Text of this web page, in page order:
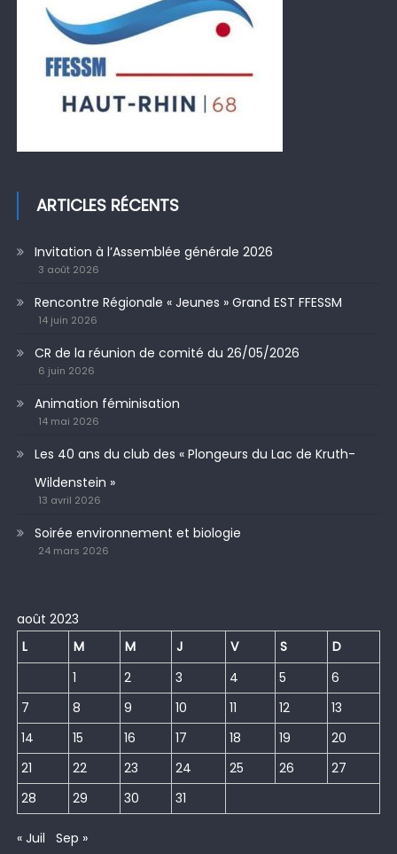
ARTICLES RÉCENTS
Invitation à l’Assemblée générale 2026
3 août 2026
Rencontre Régionale « Jeunes » Grand EST FFESSM
14 juin 2026
CR de la réunion de comité du 26/05/2026
6 juin 2026
Animation féminisation
14 mai 2026
Les 40 ans du club des « Plongeurs du Lac de Kruth-
Wildenstein »
13 avril 2026
Soirée environnement et biologie
24 mars 2026
août 2023
L
M M J V S
D
1
2 3 4 5
6
7
8 9 10 11 12
13
14
15 16 17 18 19
20
21
22 23 24 25 26
27
28
29 30 31
« Juil Sep »